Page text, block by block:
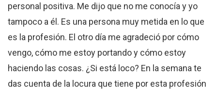
personal positiva. Me dijo que no me conocía y yo
tampoco a él. Es una persona muy metida en lo que
es la profesión. El otro día me agradeció por cómo
vengo, cómo me estoy portando y cómo estoy
haciendo las cosas. ¿Si está loco? En la semana te
das cuenta de la locura que tiene por esta profesión